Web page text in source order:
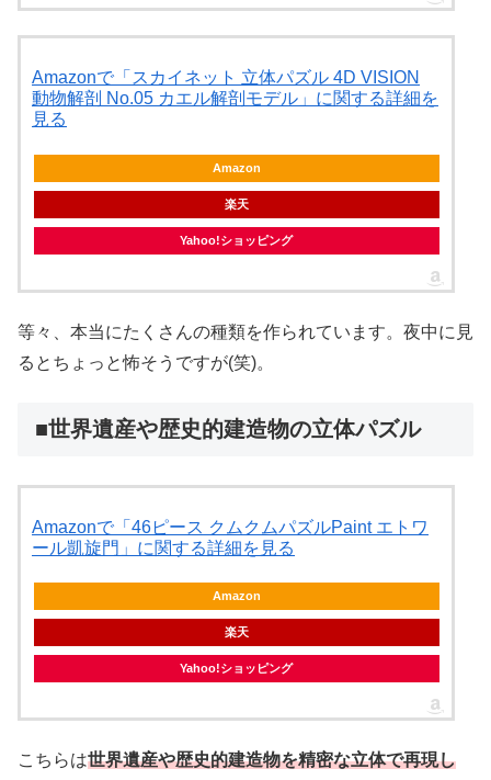
Amazonで「スカイネット 立体パズル 4D VISION
動物解剖 No.05 カエル解剖モデル」に関する詳細を
見る
Amazon
楽天
Yahoo!ショッピング
等々、本当にたくさんの種類を作られています。夜中に見
るとちょっと怖そうですが(笑)。
■世界遺産や歴史的建造物の立体パズル
Amazonで「46ピース クムクムパズルPaint エトワ
ール凱旋門」に関する詳細を見る
Amazon
楽天
Yahoo!ショッピング
こちらは世界遺産や歴史的建造物を精密な立体で再現し